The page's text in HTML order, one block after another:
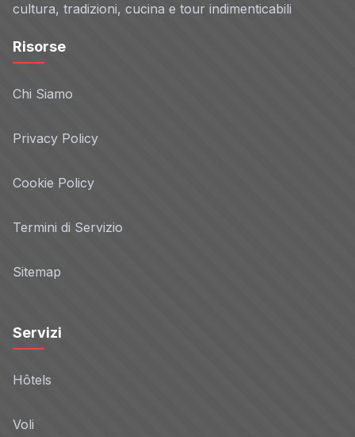
cultura, tradizioni, cucina e tour indimenticabili
Risorse
Chi Siamo
Privacy Policy
Cookie Policy
Termini di Servizio
Sitemap
Servizi
Hôtels
Voli